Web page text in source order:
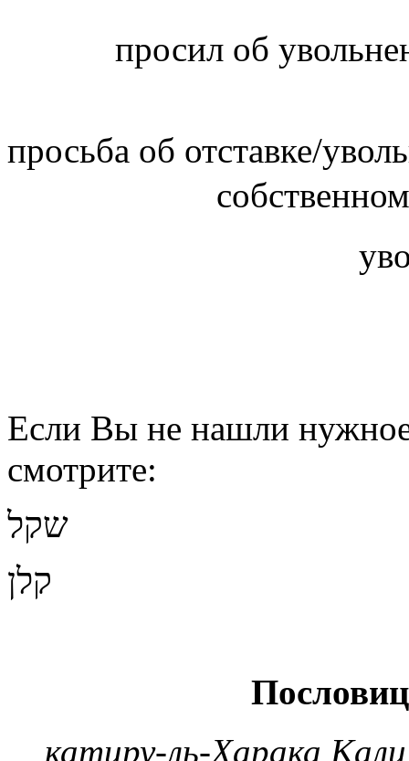
просил об
просьба об отставке/
Если Вы не нашли нужное
смотрите:
שקל
קלן
катиру-ль-Харака